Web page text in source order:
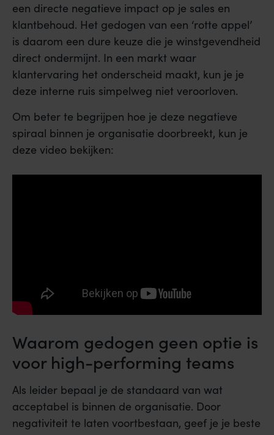
een directe negatieve impact op je sales en
klantbehoud. Het gedogen van een ‘rotte appel’
is daarom een dure keuze die je winstgevendheid
direct ondermijnt. In een markt waar
klantervaring het onderscheid maakt, kun je je
deze interne ruis simpelweg niet veroorloven.
Om beter te begrijpen hoe je deze negatieve
spiraal binnen je organisatie doorbreekt, kun je
deze video bekijken:
Waarom gedogen geen optie is
voor high-performing teams
Als leider bepaal je de standaard van wat
acceptabel is binnen de organisatie. Door
negativiteit te laten voortbestaan, geef je je beste